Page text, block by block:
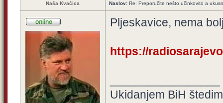
Naša Kvačica Naslov: Re: Preporučite nešto učinkovito a
Pljeskavice, nema
https://
Ukidanjem BiH